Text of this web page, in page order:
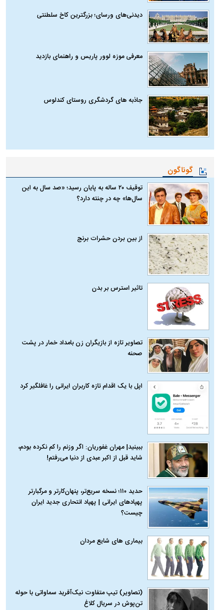
دیدنی‌های ورسای؛ بزرگترین کاخ سلطنتی
معرفی موزه لوور پاریس و راهنمای بازدید
جاذبه های گردشگری روستای کندلوس
گوناگون
توقیف ۲۰ ساله به پایان رسید؛ «صد سال به این
سال‌ها» چه در چنته دارد؟
از بین بردن حشرات برنج
تاثیر استرس بر بدن
تصاویر تازه از بازیگران زن بامداد خمار در پشت
صحنه
اپل با یک اقدام تازه کاربران ایرانی را غافلگیر کرد
ببینید| مهران غفوریان: اگر وزنم را کم نکرده بودم،
شاید قبل از اکبر عبدی از دنیا می‌رفتم!
حدید ۱۱۰؛ نسخه سریع‌تر، پنهان‌کارتر و مرگبارتر
پهپادهای ایرانی | پهپاد انتحاری جدید ایران
چیست؟
بیماری‌ های شایع مردان
(تصاویر) تیپ متفاوت نیک‌آفرید سماواتی با حوله
تن‌پوش در سریال کلاغ